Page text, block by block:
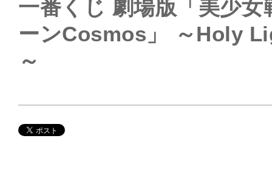
一番くじ 劇場版「美少女
ーンCosmos」 ～Holy
～